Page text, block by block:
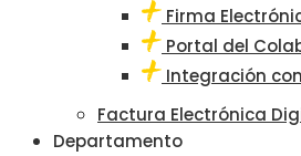
Firma
Portal del
Integración
Factura Electrónica
Departamento